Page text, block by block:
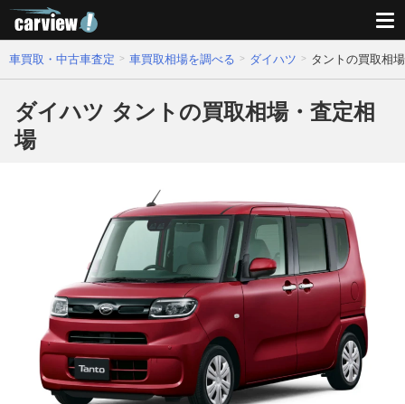
車買取・中古車査定 車買取相場を調べる ダイハツ タントの買取相
ダイハツ タントの買取相場・査定相
場